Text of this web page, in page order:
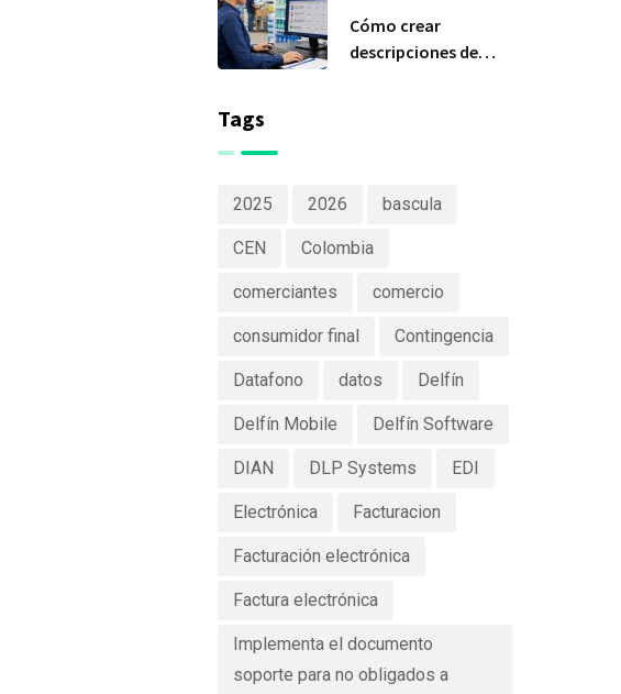
Cómo crear
descripciones de
Tags
2025 2026 bascula
CEN Colombia
comerciantes comercio
consumidor final Contingencia
Datafono datos Delfín
Delfín Mobile Delfín Software
DIAN DLP Systems EDI
Electrónica Facturacion
Facturación electrónica
Factura electrónica
Implementa el documento
soporte para no obligados a